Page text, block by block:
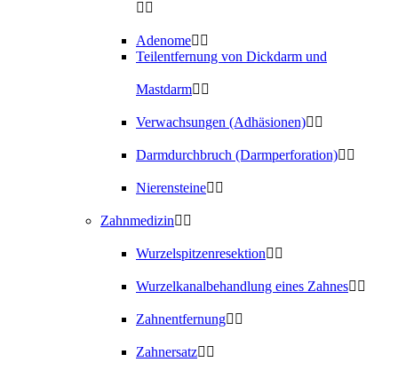
Adenome
Teilentfernung von Dickdarm und
Mastdarm
Verwachsungen (Adhäsionen)
Darmdurchbruch (Darmperforation)
Nierensteine
Zahnmedizin
Wurzelspitzenresektion
Wurzelkanalbehandlung eines Zahnes
Zahnentfernung
Zahnersatz